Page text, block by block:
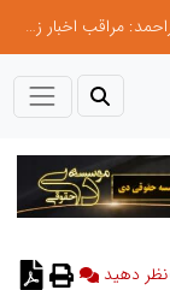
طرحواره های فعال شده در پساجنگ؛ هشدار دکتر یاراحمد: مراقب اخبار زرد و واکنش های هیجانی باشید
نظر دهید